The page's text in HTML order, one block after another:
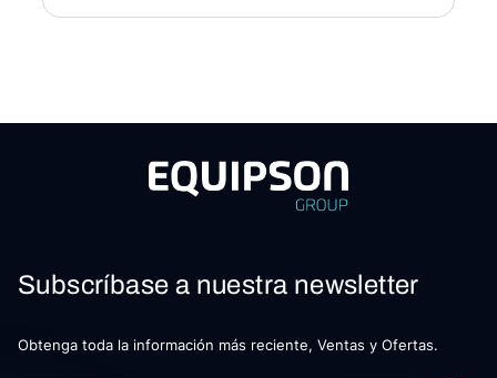
Subscríbase a nuestra newsletter
Obtenga toda la información más reciente, Ventas y Ofertas.